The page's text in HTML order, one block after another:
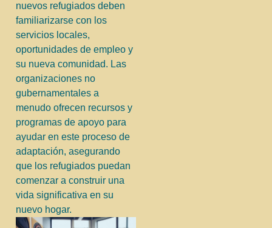
nuevos refugiados deben
familiarizarse con los
servicios locales,
oportunidades de empleo y
su nueva comunidad. Las
organizaciones no
gubernamentales a
menudo ofrecen recursos y
programas de apoyo para
ayudar en este proceso de
adaptación, asegurando
que los refugiados puedan
comenzar a construir una
vida significativa en su
nuevo hogar.